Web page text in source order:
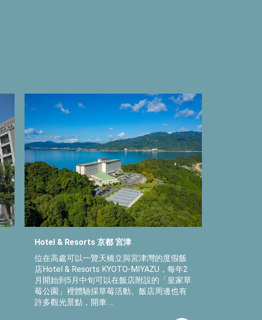
Hotel & Resorts 京都 宮津
位在高處可以一覽天橋立與宮津灣的度假飯
店Hotel & Resorts KYOTO-MIYAZU，每年2
月開始到5月中旬可以在飯店附設的「皇家草
莓公園」裡體驗採草莓活動。飯店周邊也有
許多觀光景點，開車 ...